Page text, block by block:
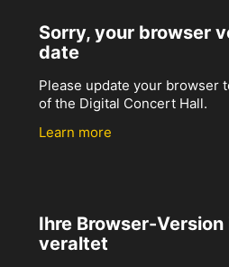
Sorry, your browser
date
Please update your browser
of the Digital Concert Hall.
Learn more
Ihre Browser-
veraltet